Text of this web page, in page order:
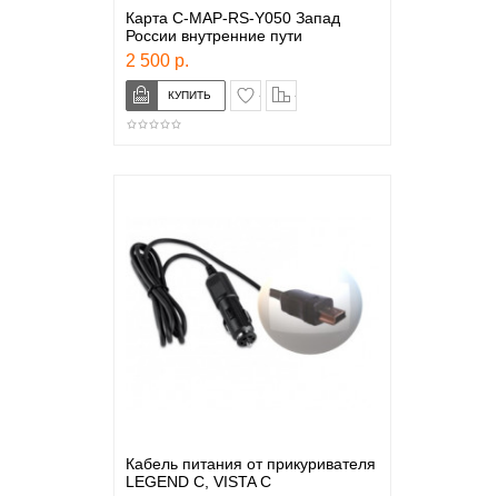
Карта C-MAP-RS-Y050 Запад
России внутренние пути
2 500 р.
в закладки
Кабель питания от прикуривателя
LEGEND C, VISTA C